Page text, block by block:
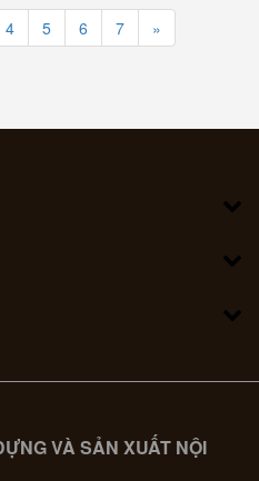
4 5 6 7 »
VÀ SẢN XUẤT NỘI